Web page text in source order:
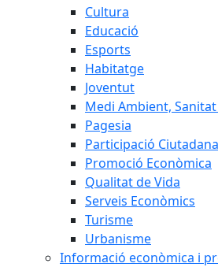
Cultura
Educació
Esports
Habitatge
Joventut
Medi Ambient,
Pagesia
Participació Ciutadana
Promoció Econòmica
Qualitat de Vida
Serveis Econòmics
Turisme
Urbanisme
Informació econòmica i